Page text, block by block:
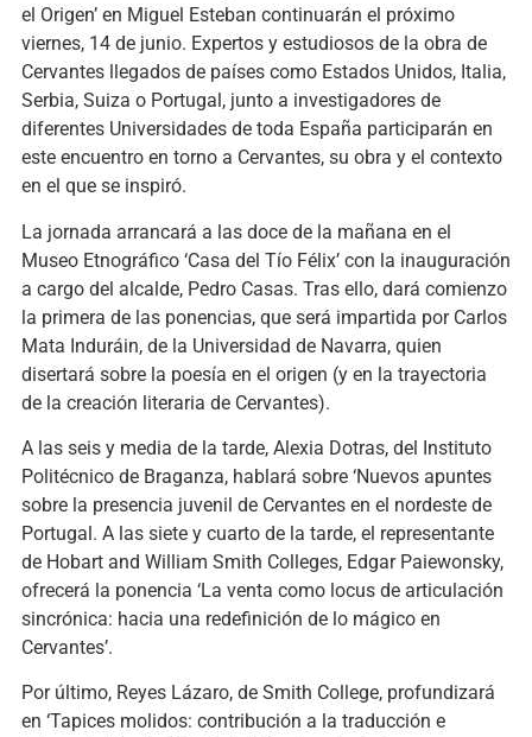
el Origen’ en Miguel Esteban continuarán el próximo
viernes, 14 de junio. Expertos y estudiosos de la obra de
Cervantes llegados de países como Estados Unidos, Italia,
Serbia, Suiza o Portugal, junto a investigadores de
diferentes Universidades de toda España participarán en
este encuentro en torno a Cervantes, su obra y el contexto
en el que se inspiró.
La jornada arrancará a las doce de la mañana en el
Museo Etnográfico ‘Casa del Tío Félix’ con la inauguración
a cargo del alcalde, Pedro Casas. Tras ello, dará comienzo
la primera de las ponencias, que será impartida por Carlos
Mata Induráin, de la Universidad de Navarra, quien
disertará sobre la poesía en el origen (y en la trayectoria
de la creación literaria de Cervantes).
A las seis y media de la tarde, Alexia Dotras, del Instituto
Politécnico de Braganza, hablará sobre ‘Nuevos apuntes
sobre la presencia juvenil de Cervantes en el nordeste de
Portugal. A las siete y cuarto de la tarde, el representante
de Hobart and William Smith Colleges, Edgar Paiewonsky,
ofrecerá la ponencia ‘La venta como locus de articulación
sincrónica: hacia una redefinición de lo mágico en
Cervantes’.
Por último, Reyes Lázaro, de Smith College, profundizará
en ‘Tapices molidos: contribución a la traducción e